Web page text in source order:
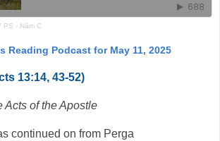
PS - Năm C
Reading Podcast for May 11, 2025
13:14, 43-52)
Acts of the Apostle
continued on from Perga